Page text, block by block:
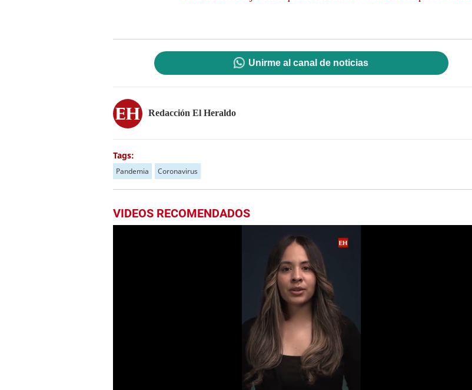
Unirme al canal de noticias
Redacción El Heraldo
Tags:
Pandemia Coronavirus
VIDEOS RECOMENDADOS